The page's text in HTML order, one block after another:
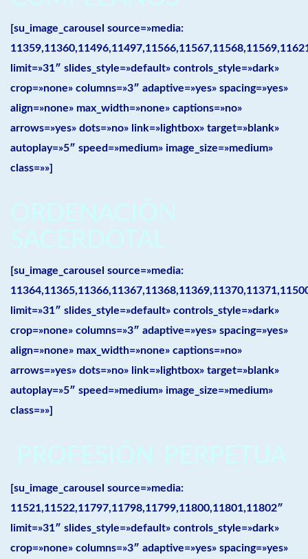
[su_image_carousel source=»media:
limit=»31″ slides_style=»default» controls_style=»dark»
crop=»none» columns=»3″ adaptive=»yes» spacing=»yes»
align=»none» max_width=»none» captions=»no»
arrows=»yes» dots=»no» link=»lightbox» target=»blank»
autoplay=»5″ speed=»medium» image_size=»medium»
class=»»]
[su_image_carousel source=»media:
limit=»31″ slides_style=»default» controls_style=»dark»
crop=»none» columns=»3″ adaptive=»yes» spacing=»yes»
align=»none» max_width=»none» captions=»no»
arrows=»yes» dots=»no» link=»lightbox» target=»blank»
autoplay=»5″ speed=»medium» image_size=»medium»
class=»»]
[su_image_carousel source=»media:
11521,11522,11797,11798,11799,11800,11801,11802″
limit=»31″ slides_style=»default» controls_style=»dark»
crop=»none» columns=»3″ adaptive=»yes» spacing=»yes»